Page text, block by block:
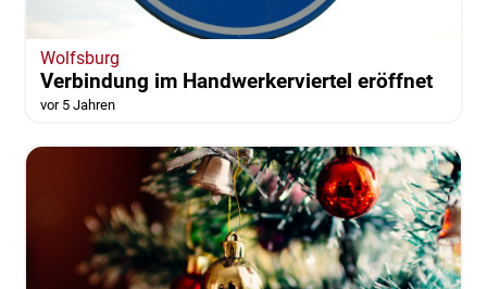
Wolfsburg
Verbindung im Handwerkerviertel eröffnet
vor 5 Jahren